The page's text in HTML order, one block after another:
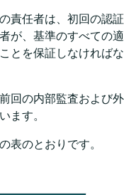
責任者は、初回の認証
が、基準のすべての適
とを保証しなければな
回の内部監査および外
ます。
表のとおりです。